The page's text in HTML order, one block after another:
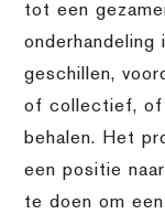
tot een
geschillen,
of collectief, of
behalen. Het
een positie
te doen om